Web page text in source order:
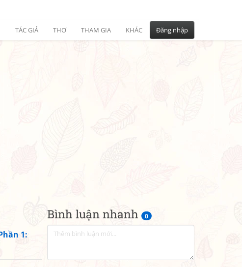
TÁC GIẢ THƠ THAM GIA KHÁC Đăng nhập
Bình luận nhanh 0
1: